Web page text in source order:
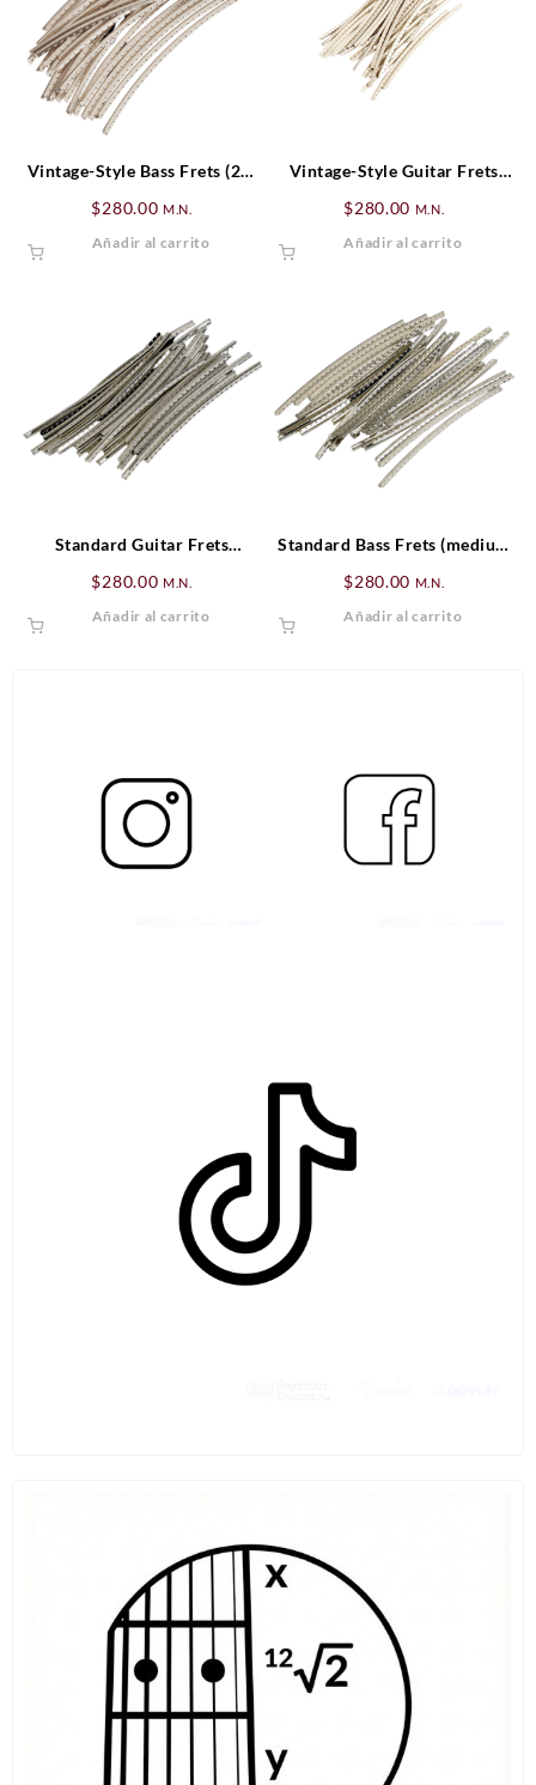
Vintage-Style Bass Frets (24)
$280.00 M.N.
Añadir al carrito
Vintage-Style Guitar Frets
$280.00 M.N.
Añadir al carrito
Standard Guitar Frets
$280.00 M.N.
Añadir al carrito
Standard Bass Frets (medium
$280.00 M.N.
Añadir al carrito